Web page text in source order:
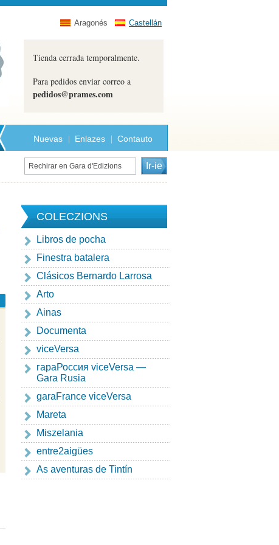
Aragonés Castellán
Tienda cerrada temporalmente.
Para pedidos enviar correo a
pedidos@prames.com
Nuevas Enlazes Contauto
COLECZIONS
Libros de pocha
Finestra batalera
Clásicos Bernardo Larrosa
Arto
Ainas
Documenta
viceVersa
гapaРоссия viceVersa —
Gara Rusia
garaFrance viceVersa
Mareta
Miszelania
entre2aigües
As aventuras de Tintín